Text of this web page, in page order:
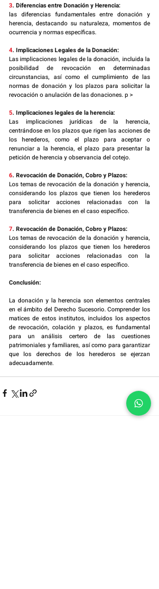
3. Diferencias entre Donación y Herencia:
las diferencias fundamentales entre donación y
herencia, destacando su naturaleza, momentos de
ocurrencia y normas específicas.
4. Implicaciones Legales de la Donación:
Las implicaciones legales de la donación, incluida la
posibilidad de revocación en determinadas
circunstancias, así como el cumplimiento de las
normas de donación y los plazos para solicitar la
revocación o anulación de las donaciones. p >
5. Implicaciones legales de la herencia:
Las implicaciones jurídicas de la herencia,
centrándose en los plazos que rigen las acciones de
los herederos, como el plazo para aceptar o
renunciar a la herencia, el plazo para presentar la
petición de herencia y observancia del cotejo.
6. Revocación de Donación, Cobro y Plazos:
Los temas de revocación de la donación y herencia,
considerando los plazos que tienen los herederos
para solicitar acciones relacionadas con la
transferencia de bienes en el caso específico.
7. Revocación de Donación, Cobro y Plazos:
Los temas de revocación de la donación y herencia,
considerando los plazos que tienen los herederos
para solicitar acciones relacionadas con la
transferencia de bienes en el caso específico.
Conclusión:
La donación y la herencia son elementos centrales
en el ámbito del Derecho Sucesorio. Comprender los
matices de estos institutos, incluidos los aspectos
de revocación, colación y plazos, es fundamental
para un análisis certero de las cuestiones
patrimoniales y familiares, así como para garantizar
que los derechos de los herederos se ejerzan
adecuadamente.